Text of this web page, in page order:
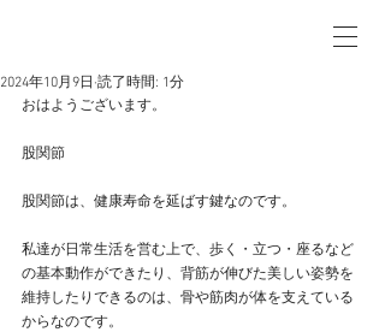
2024年10月9日 読了時間: 1分
おはようございます。
股関節
股関節は、健康寿命を延ばす鍵なのです。
私達が日常生活を営む上で、歩く・立つ・座るなど
の基本動作ができたり、背筋が伸びた美しい姿勢を
維持したりできるのは、骨や筋肉が体を支えている
からなのです。